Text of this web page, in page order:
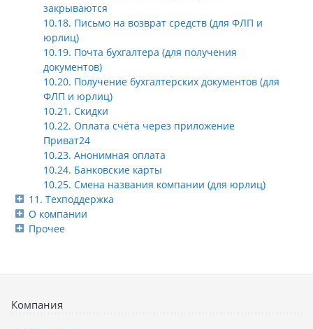
закрываются
10.18. Письмо на возврат средств (для ФЛП и
юрлиц)
10.19. Почта бухгалтера (для получения
документов)
10.20. Получение бухгалтерских документов (для
ФЛП и юрлиц)
10.21. Скидки
10.22. Оплата счёта через приложение
Приват24
10.23. Анонимная оплата
10.24. Банковские карты
10.25. Смена названия компании (для юрлиц)
11. Техподдержка
О компании
Прочее
Компания